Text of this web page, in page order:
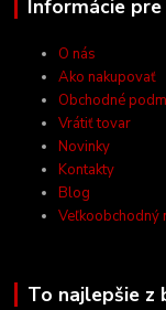
Informácie
O nás
Ako nakupovať
Obchodné
Vrátiť tovar
Novinky
Kontakty
Blog
Veľkoobchodný
To najlepšie z